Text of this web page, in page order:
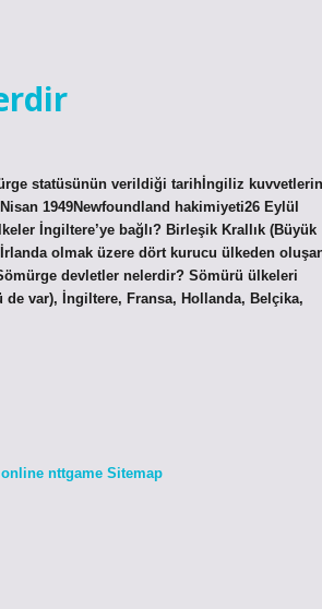
statüsünün verildiği tarihİngiliz
1949Newfoundland hakimiyeti26 Eylül
İngiltere’ye bağlı? Birleşik Krallık (Büyük
olmak üzere dört kurucu ülkeden
devletler nelerdir? Sömürü ülkeleri
de var), İngiltere, Fransa, Hollanda, Belçika,
nttgame Sitemap